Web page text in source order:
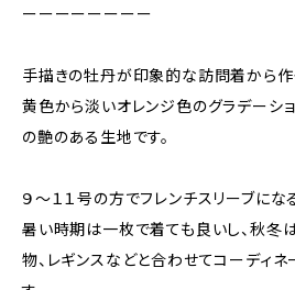
ーーーーーーーー
手描きの牡丹が印象的な訪問着から作
黄色から淡いオレンジ色のグラデーシ
の艶のある生地です。
９～１１号の方でフレンチスリーブにな
暑い時期は一枚で着ても良いし、秋冬
物、レギンスなどと合わせてコーディ